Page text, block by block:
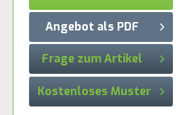
Angebot als PDF
Frage zum Artikel
Kostenloses Muster